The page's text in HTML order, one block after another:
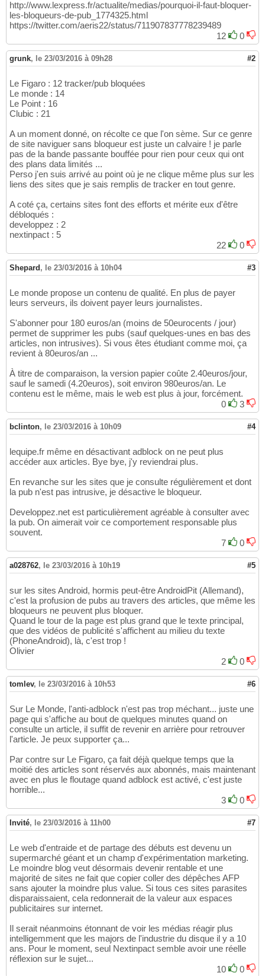
http://www.lexpress.fr/actualite/medias/pourquoi-il-faut-bloquer-
les-bloqueurs-de-pub_1774325.html
https://twitter.com/aeris22/status/711907837778239489
12
0
grunk, le 23/03/2016 à 09h28 #2
Le Figaro : 12 tracker/pub bloquées
Le monde : 14
Le Point : 16
Clubic : 21
A un moment donné, on récolte ce que l'on sème. Sur ce genre
de site naviguer sans bloqueur est juste un calvaire ! je parle
pas de la bande passante bouffée pour rien pour ceux qui ont
des plans data limités ...
Perso j'en suis arrivé au point où je ne clique même plus sur les
liens des sites que je sais remplis de tracker en tout genre.
A coté ça, certains sites font des efforts et mérite eux d'être
débloqués :
developpez : 2
nextinpact : 5
22
0
Shepard , le 23/03/2016 à 10h04 #3
Le monde propose un contenu de qualité. En plus de payer
leurs serveurs, ils doivent payer leurs journalistes.
S'abonner pour 180 euros/an (moins de 50eurocents / jour)
permet de supprimer les pubs (sauf quelques-unes en bas des
articles, non intrusives). Si vous êtes étudiant comme moi, ça
revient à 80euros/an ...
À titre de comparaison, la version papier coûte 2.40euros/jour,
sauf le samedi (4.20euros), soit environ 980euros/an. Le
contenu est le même, mais le web est plus à jour, forcément.
0
3
bclinton, le 23/03/2016 à 10h09 #4
lequipe.fr même en désactivant adblock on ne peut plus
accéder aux articles. Bye bye, j'y reviendrai plus.
En revanche sur les sites que je consulte régulièrement et dont
la pub n'est pas intrusive, je désactive le bloqueur.
Developpez.net est particulièrement agréable à consulter avec
la pub. On aimerait voir ce comportement responsable plus
souvent.
7
0
a028762, le 23/03/2016 à 10h19 #5
sur les sites Android, hormis peut-être AndroidPit (Allemand),
c'est la profusion de pubs au travers des articles, que même les
bloqueurs ne peuvent plus bloquer.
Quand le tour de la page est plus grand que le texte principal,
que des vidéos de publicité s'affichent au milieu du texte
(PhoneAndroid), là, c'est trop !
Olivier
2
0
tomlev, le 23/03/2016 à 10h53 #6
Sur Le Monde, l'anti-adblock n'est pas trop méchant... juste une
page qui s'affiche au bout de quelques minutes quand on
consulte un article, il suffit de revenir en arrière pour retrouver
l'article. Je peux supporter ça...
Par contre sur Le Figaro, ça fait déjà quelque temps que la
moitié des articles sont réservés aux abonnés, mais maintenant
avec en plus le floutage quand adblock est activé, c'est juste
horrible...
3
0
Invité, le 23/03/2016 à 11h00 #7
Le web d'entraide et de partage des débuts est devenu un
supermarché géant et un champ d'expérimentation marketing.
Le moindre blog veut désormais devenir rentable et une
majorité de sites ne fait que copier coller des dépêches AFP
sans ajouter la moindre plus value. Si tous ces sites parasites
disparaissaient, cela redonnerait de la valeur aux espaces
publicitaires sur internet.
Il serait néanmoins étonnant de voir les médias réagir plus
intelligemment que les majors de l'industrie du disque il y a 10
ans. Pour le moment, seul Nextinpact semble avoir une réelle
réflexion sur le sujet...
10
0